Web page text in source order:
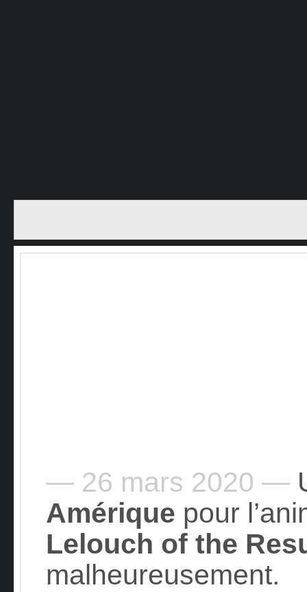
— 26 mars 2020 —
Amérique pour
Lelouch of the
malheureusement.